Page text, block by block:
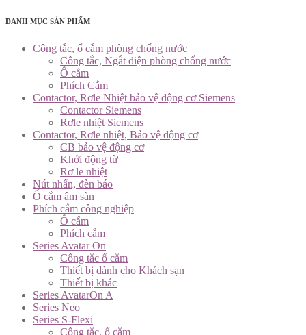
DANH MỤC SẢN PHẨM
Công tắc, ổ cắm phòng chống nước
Công tắc, Ngắt điện phòng chống nước
Ổ cắm
Phích Cắm
Contactor, Rơle Nhiệt bảo vệ động cơ Siemens
Contactor Siemens
Rơle nhiệt Siemens
Contactor, Rơle nhiệt, Bảo vệ động cơ
CB bảo vệ động cơ
Khởi động từ
Rơ le nhiệt
Nút nhấn, đèn báo
Ổ cắm âm sàn
Phích cắm công nghiệp
Ổ cắm
Phích cắm
Series Avatar On
Công tắc ổ cắm
Thiết bị dành cho Khách sạn
Thiết bị khác
Series AvatarOn A
Series Neo
Series S-Flexi
Công tắc, ổ cắm